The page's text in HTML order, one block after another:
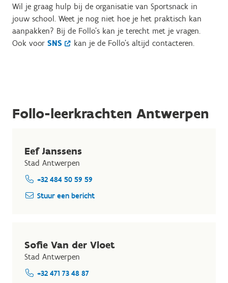
Wil je graag hulp bij de organisatie van Sportsnack in
jouw school. Weet je nog niet hoe je het praktisch kan
aanpakken? Bij de Follo's kan je terecht met je vragen.
Ook voor SNS kan je de Follo's altijd contacteren.
Follo-leerkrachten Antwerpen
Eef Janssens
Stad Antwerpen
+32 484 50 59 59
Stuur een bericht
Sofie Van der Vloet
Stad Antwerpen
+32 471 73 48 87